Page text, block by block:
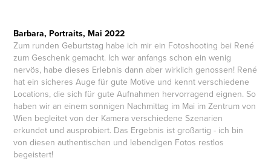
Barbara, Portraits, Mai 2022
Zum runden Geburtstag habe ich mir ein Fotoshooting bei René
zum Geschenk gemacht. Ich war anfangs schon ein wenig
nervös, habe dieses Erlebnis dann aber wirklich genossen! René
hat ein sicheres Auge für gute Motive und kennt verschiedene
Locations, die sich für gute Aufnahmen hervorragend eignen. So
haben wir an einem sonnigen Nachmittag im Mai im Zentrum von
Wien begleitet von der Kamera verschiedene Szenarien
erkundet und ausprobiert. Das Ergebnis ist großartig - ich bin
von diesen authentischen und lebendigen Fotos restlos
begeistert!